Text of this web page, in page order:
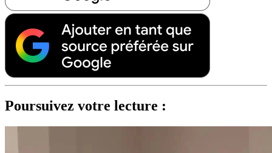
Poursuivez votre lecture :